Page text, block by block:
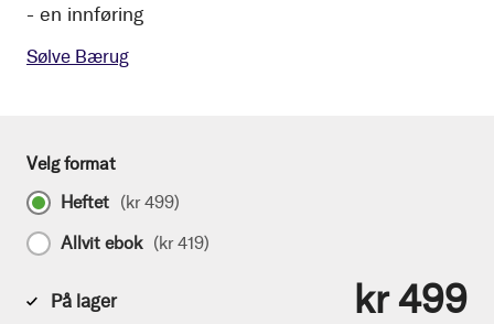
- en innføring
Sølve Bærug
Velg format
Heftet (kr 499)
Allvit ebok (kr 419)
På lager kr 499